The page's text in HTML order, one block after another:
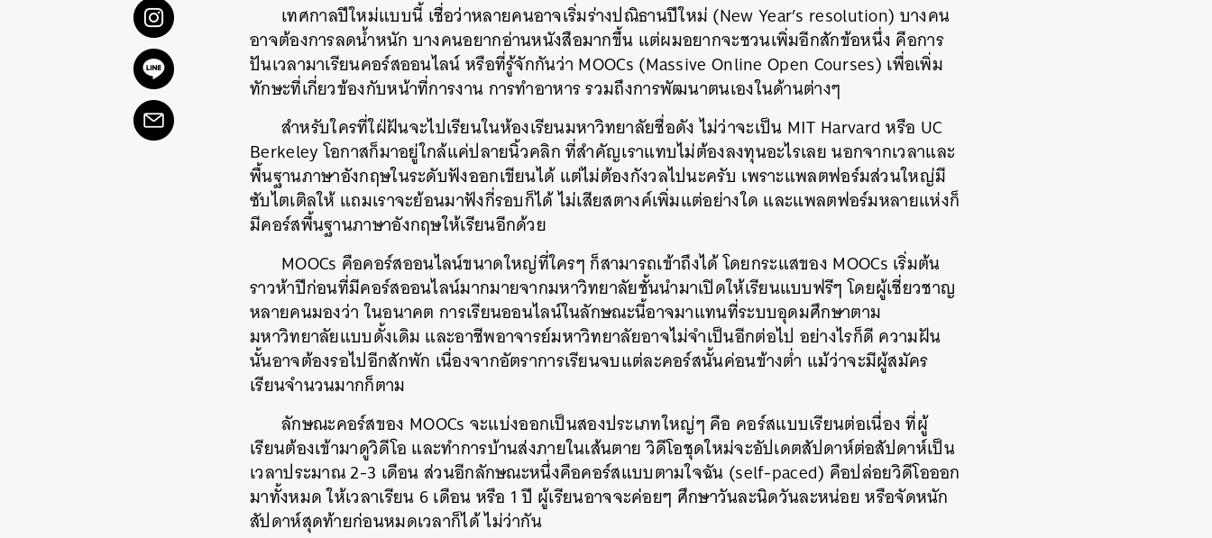
เทศกาลปีใหม่แบบนี้ เชื่อว่าหลายคนอาจเริ่มร่างปณิธานปีใหม่ (New Year’s resolution) บางคน
อาจต้องการลดน้ำหนัก บางคนอยากอ่านหนังสือมากขึ้น แต่ผมอยากจะชวนเพิ่มอีกสักข้อหนึ่ง คือการ
ปันเวลามาเรียนคอร์สออนไลน์ หรือที่รู้จักกันว่า MOOCs (Massive Online Open Courses) เพื่อเพิ่ม
ทักษะที่เกี่ยวข้องกับหน้าที่การงาน การทำอาหาร รวมถึงการพัฒนาตนเองในด้านต่างๆ
สำหรับใครที่ใฝ่ฝันจะไปเรียนในห้องเรียนมหาวิทยาลัยชื่อดัง ไม่ว่าจะเป็น MIT Harvard หรือ UC
Berkeley โอกาสก็มาอยู่ใกล้แค่ปลายนิ้วคลิก ที่สำคัญเราแทบไม่ต้องลงทุนอะไรเลย นอกจากเวลาและ
พื้นฐานภาษาอังกฤษในระดับฟังออกเขียนได้ แต่ไม่ต้องกังวลไปนะครับ เพราะแพลตฟอร์มส่วนใหญ่มี
ซับไตเติลให้ แถมเราจะย้อนมาฟังกี่รอบก็ได้ ไม่เสียสตางค์เพิ่มแต่อย่างใด และแพลตฟอร์มหลายแห่งก็
มีคอร์สพื้นฐานภาษาอังกฤษให้เรียนอีกด้วย
MOOCs คือคอร์สออนไลน์ขนาดใหญ่ที่ใครๆ ก็สามารถเข้าถึงได้ โดยกระแสของ MOOCs เริ่มต้น
ราวห้าปีก่อนที่มีคอร์สออนไลน์มากมายจากมหาวิทยาลัยชั้นนำมาเปิดให้เรียนแบบฟรีๆ โดยผู้เชี่ยวชาญ
หลายคนมองว่า ในอนาคต การเรียนออนไลน์ในลักษณะนี้อาจมาแทนที่ระบบอุดมศึกษาตาม
มหาวิทยาลัยแบบดั้งเดิม และอาชีพอาจารย์มหาวิทยาลัยอาจไม่จำเป็นอีกต่อไป อย่างไรก็ดี ความฝัน
นั้นอาจต้องรอไปอีกสักพัก เนื่องจากอัตราการเรียนจบแต่ละคอร์สนั้นค่อนข้างต่ำ แม้ว่าจะมีผู้สมัคร
เรียนจำนวนมากก็ตาม
ลักษณะคอร์สของ MOOCs จะแบ่งออกเป็นสองประเภทใหญ่ๆ คือ คอร์สแบบเรียนต่อเนื่อง ที่ผู้
เรียนต้องเข้ามาดูวิดีโอ และทำการบ้านส่งภายในเส้นตาย วิดีโอชุดใหม่จะอัปเดตสัปดาห์ต่อสัปดาห์เป็น
เวลาประมาณ 2-3 เดือน ส่วนอีกลักษณะหนึ่งคือคอร์สแบบตามใจฉัน (self-paced) คือปล่อยวิดีโอออก
มาทั้งหมด ให้เวลาเรียน 6 เดือน หรือ 1 ปี ผู้เรียนอาจจะค่อยๆ ศึกษาวันละนิดวันละหน่อย หรือจัดหนัก
สัปดาห์สุดท้ายก่อนหมดเวลาก็ได้ ไม่ว่ากัน